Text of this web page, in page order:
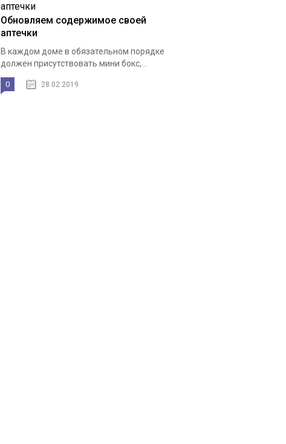
Обновляем содержимое своей
аптечки
В каждом доме в обязательном порядке
должен присутствовать мини бокс,...
0 28.02.2019